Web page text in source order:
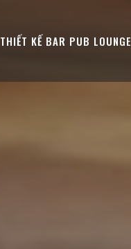
THIẾT KẾ BAR PUB LOUNGE